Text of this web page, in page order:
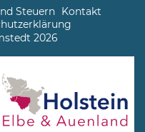
Steuern Kontakt
2026